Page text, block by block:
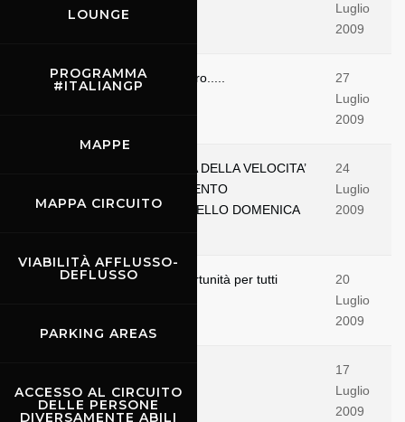
LOUNGE
PROGRAMMA
#ITALIANGP
MAPPE
MAPPA CIRCUITO
VIABILITÀ AFFLUSSO-
DEFLUSSO
PARKING AREAS
ACCESSO AL CIRCUITO
DELLE PERSONE
DIVERSAMENTE ABILI
maggio, scatta la prevendita.
Luglio
2009
Mugello, una pista e molto altro.....
27
Luglio
2009
PROMUOVERE LA CULTURA DELLA VELOCITA’
IN SICUREZZA : APPUNTAMENTO
ALL’AUTODROMO DEL MUGELLO DOMENICA
24
Luglio
2009
Il Mugellino... continua. Opportunità per tutti
20
Luglio
2009
17
Luglio
2009